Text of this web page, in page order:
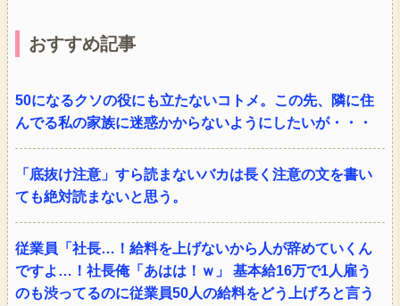
おすすめ記事
50になるクソの役にも立たないコトメ。この先、隣に住
んでる私の家族に迷惑かからないようにしたいが・・・
「底抜け注意」すら読まないバカは長く注意の文を書い
ても絶対読まないと思う。
従業員「社長…！給料を上げないから人が辞めていくん
ですよ…！社長俺「あはは！ｗ」 基本給16万で1人雇う
のも渋ってるのに従業員50人の給料をどう上げろと言う